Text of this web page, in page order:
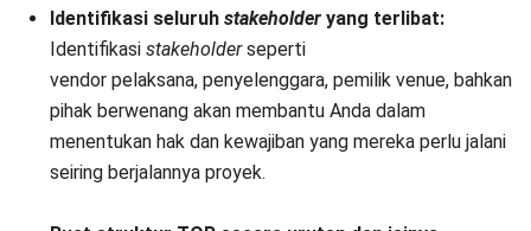
kebutuhan material, serta hak dan kewajiban pemangku
kepentingan jelas sejak awal dan relevan digunakan hingga
akhir proyek.
TOR berfungsi sebagai alat komunikasi antar pihak agar
tidak terjadi kesalahpahaman dalam eksekusi proyek. Meski